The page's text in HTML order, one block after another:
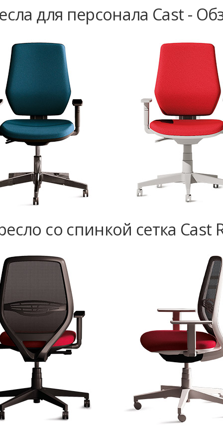
для персонала Cast -
со спинкой сетка Cast